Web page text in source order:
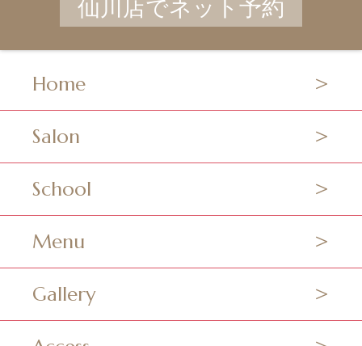
仙川店でネット予約
Home
Salon
School
Menu
Gallery